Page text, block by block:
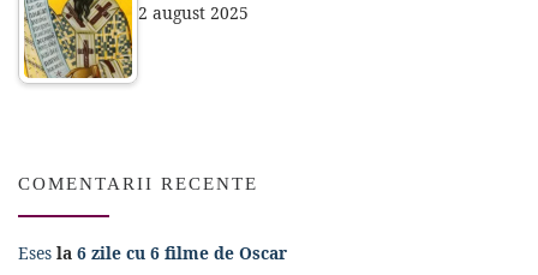
2 august 2025
COMENTARII RECENTE
Eses la 6 zile cu 6 filme de Oscar